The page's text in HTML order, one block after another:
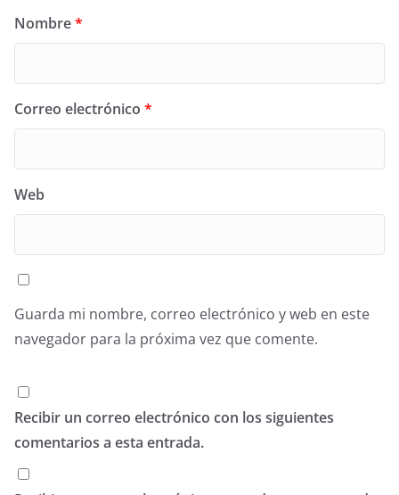
Nombre*
Correo electrónico *
Web
Guarda mi nombre, correo electrónico y web en este
navegador para la próxima vez que comente.
Recibir un correo electrónico con los siguientes
comentarios a esta entrada.